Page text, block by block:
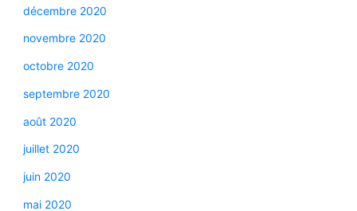
décembre 2020
novembre 2020
octobre 2020
septembre 2020
août 2020
juillet 2020
juin 2020
mai 2020